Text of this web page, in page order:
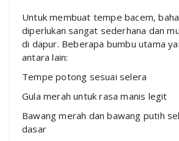
Untuk membuat tempe bacem,
diperlukan sangat sederhana dan
di dapur. Beberapa bumbu utama
antara lain:
Tempe potong sesuai selera
Gula merah untuk rasa manis legit
Bawang merah dan bawang putih
dasar